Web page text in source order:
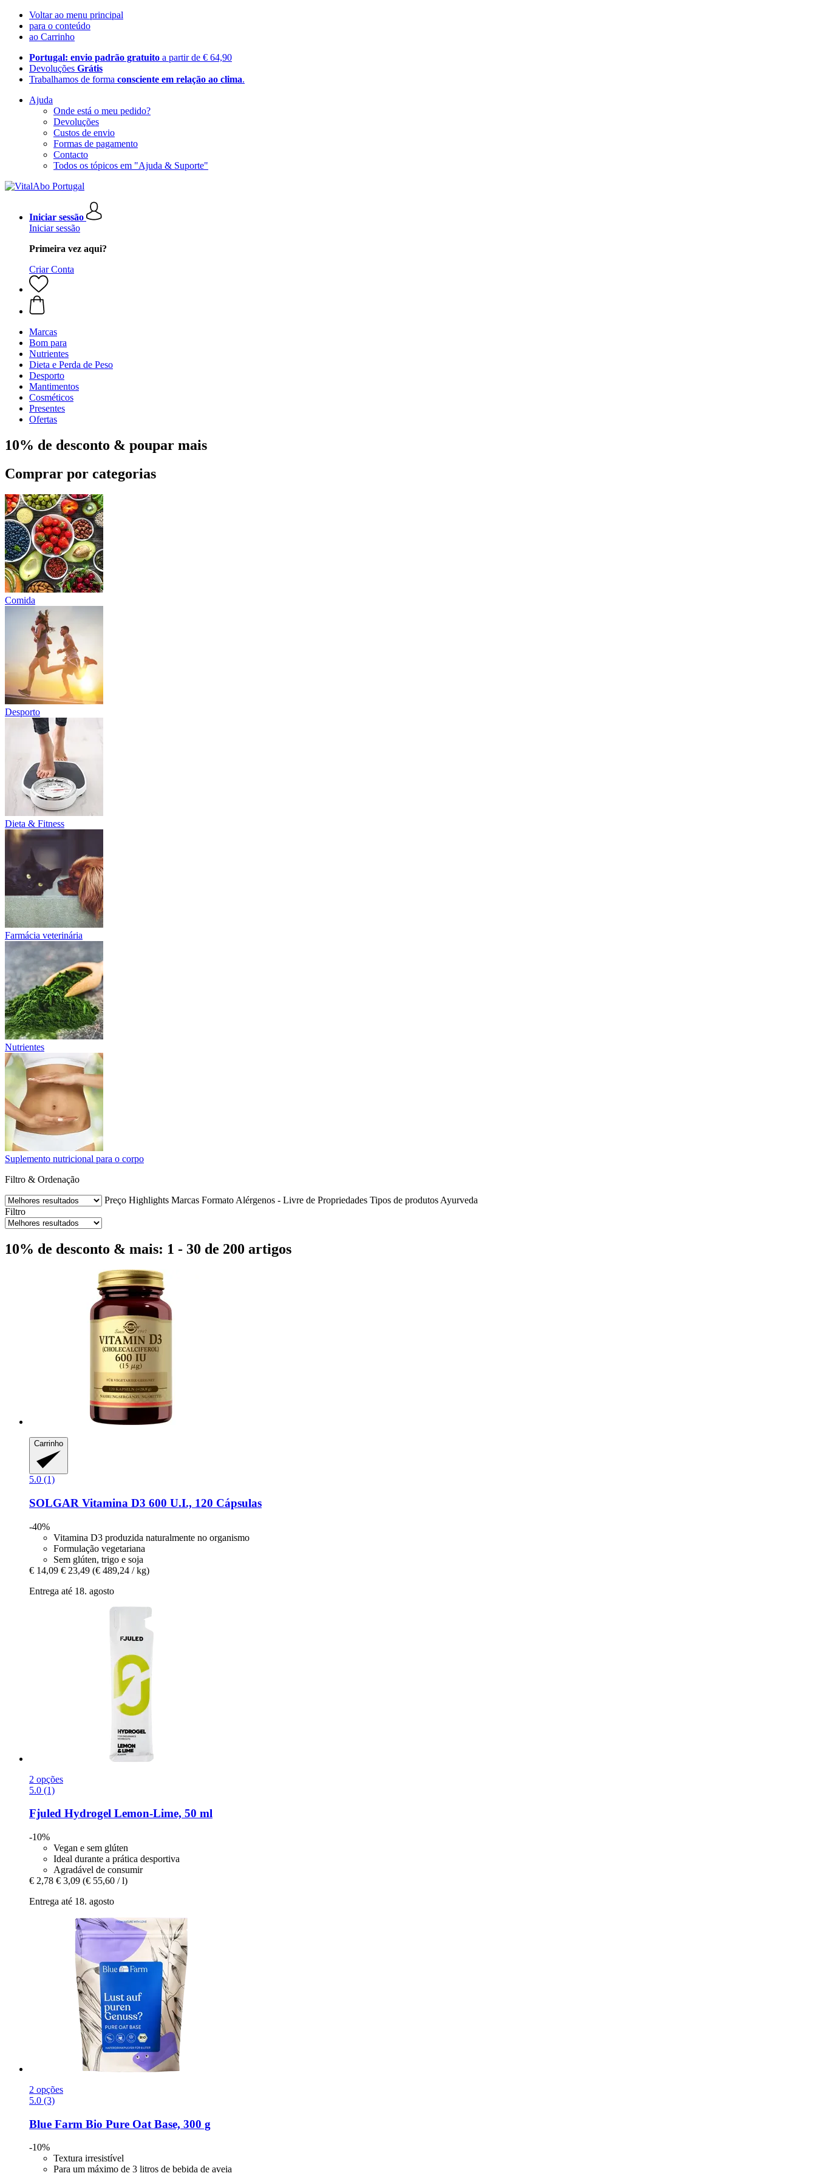
Voltar ao menu principal
para o conteúdo
ao Carrinho
Portugal: envio padrão gratuito a partir de € 64,90
Devoluções Grátis
Trabalhamos de forma consciente em relação ao clima.
Ajuda
Onde está o meu pedido?
Devoluções
Custos de envio
Formas de pagamento
Contacto
Todos os tópicos em "Ajuda & Suporte"
Iniciar sessão
Iniciar sessão
Primeira vez aqui?
Criar Conta
Marcas
Bom para
Nutrientes
Dieta e Perda de Peso
Desporto
Mantimentos
Cosméticos
Presentes
Ofertas
10% de desconto & poupar mais
Comprar por categorias
Comida
Desporto
Dieta & Fitness
Farmácia veterinária
Nutrientes
Suplemento nutricional para o corpo
Filtro & Ordenação
Preço Highlights Marcas Formato Alérgenos - Livre de Propriedades Tipos de produtos Ayurveda
Filtro
10% de desconto & mais: 1 - 30 de 200 artigos
Carrinho
5.0 (1)
SOLGAR Vitamina D3 600 U.I., 120 Cápsulas
-40%
Vitamina D3 produzida naturalmente no organismo
Formulação vegetariana
Sem glúten, trigo e soja
€ 14,09 € 23,49 (€ 489,24 / kg)
Entrega até 18. agosto
2 opções
5.0 (1)
Fjuled Hydrogel Lemon-​Lime, 50 ml
-10%
Vegan e sem glúten
Ideal durante a prática desportiva
Agradável de consumir
€ 2,78 € 3,09 (€ 55,60 / l)
Entrega até 18. agosto
2 opções
5.0 (3)
Blue Farm Bio Pure Oat Base, 300 g
-10%
Textura irresistível
Para um máximo de 3 litros de bebida de aveia